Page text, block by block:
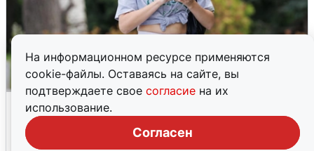
На информационном ресурсе применяются
cookie-файлы. Оставаясь на сайте, вы
подтверждаете свое согласие на их
использование.
Согласен
Волгоградцы остались без
мобильного интернета
6 августа 0